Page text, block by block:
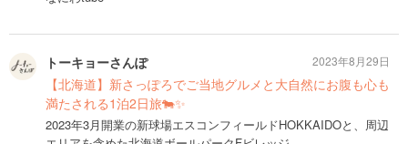
トーキョーさんぽ
【北海道】新さっぽろでご当地グルメと大自然にお腹も心も
満たされる1泊2日旅🐄✨
2023年3月開業の新球場エスコンフィールドHOKKAIDOと、周辺
2023年8月29日